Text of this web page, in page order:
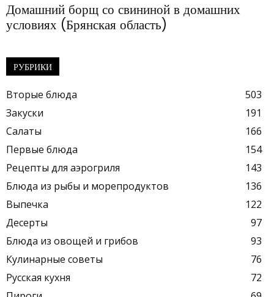
Домашний борщ со свининой в домашних
условиях (Брянская область)
РУБРИКИ
Вторые блюда
503
Закуски
191
Салаты
166
Первые блюда
154
Рецепты для аэрогриля
143
Блюда из рыбы и морепродуктов
136
Выпечка
122
Десерты
97
Блюда из овощей и грибов
93
Кулинарные советы
76
Русская кухня
72